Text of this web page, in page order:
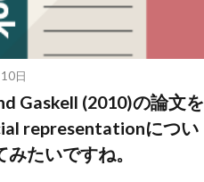
日
Gaskell (2010)の論文を
representationについ
たいですね。